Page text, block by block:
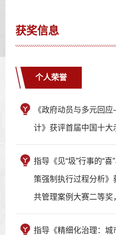
获奖信息
个人荣誉
《政府动员与多元回
计》获评首届中国十大
指导《见“圾”行事的“
策强制执行过程分析
共管理案例大赛二等奖
指导《精细化治理：